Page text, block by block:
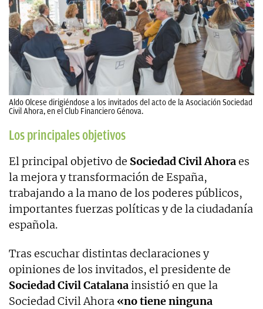
Aldo Olcese dirigiéndose a los invitados del acto de la Asociación Sociedad
Civil Ahora, en el Club Financiero Génova.
Los principales objetivos
El principal objetivo de Sociedad Civil Ahoraes
la mejora y transformación de España,
trabajando a la mano de los poderes públicos,
importantes fuerzas políticas y de la ciudadanía
española.
Tras escuchar distintas declaraciones y
opiniones de los invitados, el presidente de
Sociedad Civil Catalanainsistió en que la
Sociedad Civil Ahora «no tiene ninguna